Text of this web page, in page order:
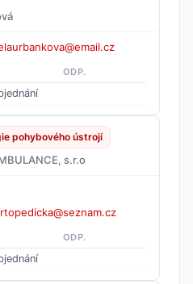
ODP.
pohybového ústrojí
s.r.o
ODP.